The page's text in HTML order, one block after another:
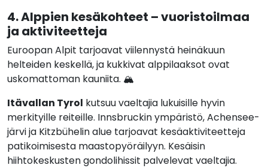
4. Alppien kesäkohteet – vuoristoilmaa
ja aktiviteetteja
Euroopan Alpit tarjoavat viilennystä heinäkuun
helteiden keskellä, ja kukkivat alppilaaksot ovat
uskomattoman kauniita. 🏔️
Itävallan Tyrol kutsuu vaeltajia lukuisille hyvin
merkityille reiteille. Innsbruckin ympäristö, Achensee-
järvi ja Kitzbühelin alue tarjoavat kesäaktiviteetteja
patikoimisesta maastopyöräilyyn. Kesäisin
hiihtokeskusten gondolihissit palvelevat vaeltajia.